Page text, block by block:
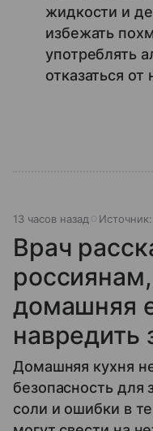
жидкости и
избежать
употреблять
отказаться от
13 часов назад Источник:
Врач
домашняя
навредить
Домашняя кухня
безопасность для
соли и ошибки в